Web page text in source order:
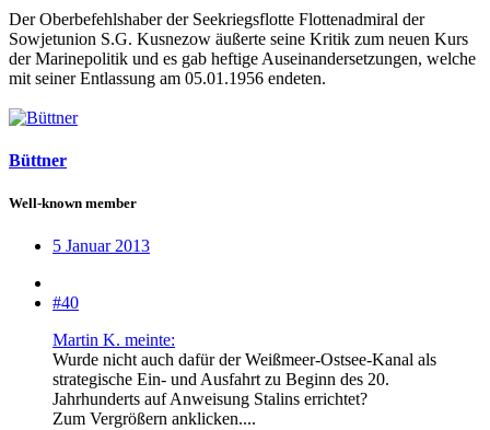
Der Oberbefehlshaber der Seekriegsflotte Flottenadmiral der
Sowjetunion S.G. Kusnezow äußerte seine Kritik zum neuen Kurs
der Marinepolitik und es gab heftige Auseinandersetzungen, welche
mit seiner Entlassung am 05.01.1956 endeten.
Büttner
Well-known member
5 Januar 2013
#40
Martin K. meinte:
Wurde nicht auch dafür der Weißmeer-Ostsee-Kanal als
strategische Ein- und Ausfahrt zu Beginn des 20.
Jahrhunderts auf Anweisung Stalins errichtet?
Zum Vergrößern anklicken....